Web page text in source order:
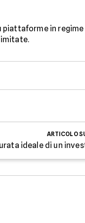
piattaforme in
ARTICOLO
ideale di un